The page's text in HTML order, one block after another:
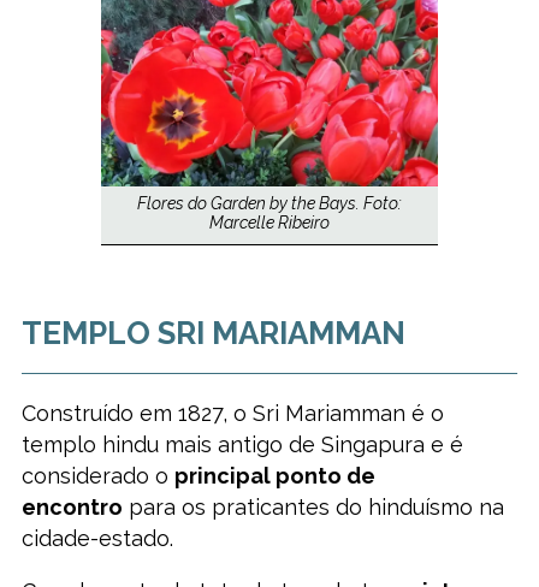
Flores do Garden by the Bays. Foto:
Marcelle Ribeiro
TEMPLO SRI MARIAMMAN
Construído em 1827, o Sri Mariamman é o
templo hindu mais antigo de Singapura e é
considerado o principal ponto de
encontro para os praticantes do hinduísmo na
cidade-estado.